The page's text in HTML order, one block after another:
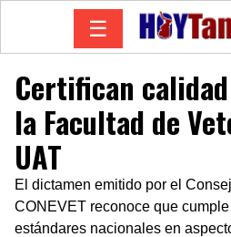
☰
Certifican
la Facultad de
UAT
El dictamen emitido por el
CONEVET reconoce que
estándares nacionales en